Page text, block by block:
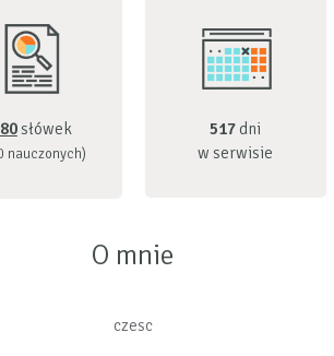
słówek
nauczonych)
517 dni
w serwisie
O mnie
czesc